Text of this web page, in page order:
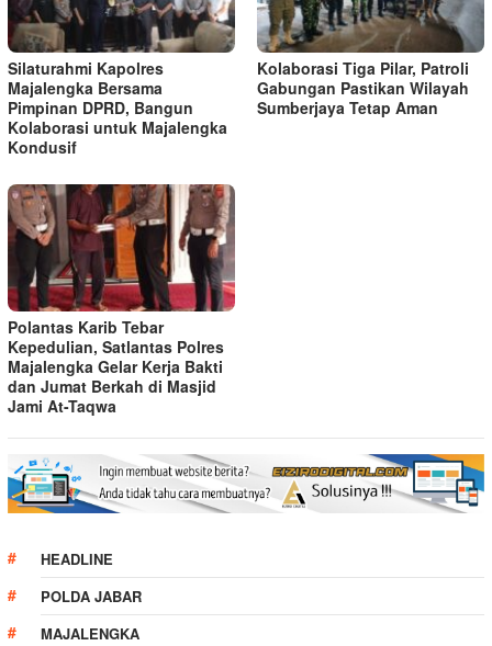
Silaturahmi Kapolres
Majalengka Bersama
Pimpinan DPRD, Bangun
Kolaborasi untuk Majalengka
Kondusif
Kolaborasi Tiga Pilar, Patroli
Gabungan Pastikan Wilayah
Sumberjaya Tetap Aman
Polantas Karib Tebar
Kepedulian, Satlantas Polres
Majalengka Gelar Kerja Bakti
dan Jumat Berkah di Masjid
Jami At-Taqwa
HEADLINE
POLDA JABAR
MAJALENGKA